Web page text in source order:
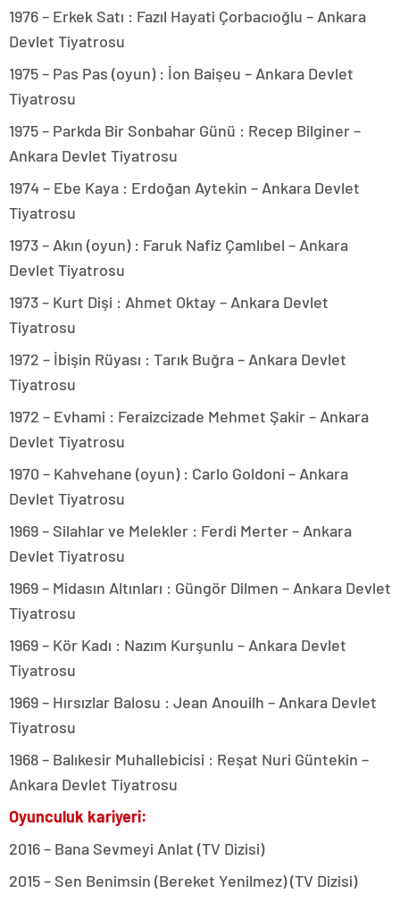
1976 – Erkek Satı : Fazıl Hayati Çorbacıoğlu – Ankara
Devlet Tiyatrosu
1975 – Pas Pas (oyun) : İon Baişeu – Ankara Devlet
Tiyatrosu
1975 – Parkda Bir Sonbahar Günü : Recep Bilginer –
Ankara Devlet Tiyatrosu
1974 – Ebe Kaya : Erdoğan Aytekin – Ankara Devlet
Tiyatrosu
1973 – Akın (oyun) : Faruk Nafiz Çamlıbel – Ankara
Devlet Tiyatrosu
1973 – Kurt Dişi : Ahmet Oktay – Ankara Devlet
Tiyatrosu
1972 – İbişin Rüyası : Tarık Buğra – Ankara Devlet
Tiyatrosu
1972 – Evhami : Feraizcizade Mehmet Şakir – Ankara
Devlet Tiyatrosu
1970 – Kahvehane (oyun) : Carlo Goldoni – Ankara
Devlet Tiyatrosu
1969 – Silahlar ve Melekler : Ferdi Merter – Ankara
Devlet Tiyatrosu
1969 – Midasın Altınları : Güngör Dilmen – Ankara Devlet
Tiyatrosu
1969 – Kör Kadı : Nazım Kurşunlu – Ankara Devlet
Tiyatrosu
1969 – Hırsızlar Balosu : Jean Anouilh – Ankara Devlet
Tiyatrosu
1968 – Balıkesir Muhallebicisi : Reşat Nuri Güntekin –
Ankara Devlet Tiyatrosu
Oyunculuk kariyeri:
2016 – Bana Sevmeyi Anlat (TV Dizisi)
2015 – Sen Benimsin (Bereket Yenilmez) (TV Dizisi)